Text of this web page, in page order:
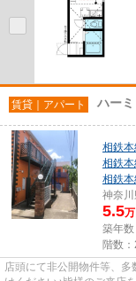
賃貸｜アパート ハー
相鉄本
相鉄本
相鉄本
神奈
5.5
築年数
階数
店頭にて非公開物件等、